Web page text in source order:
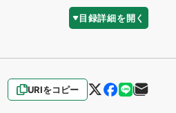
目録詳細を開く
URIをコピー